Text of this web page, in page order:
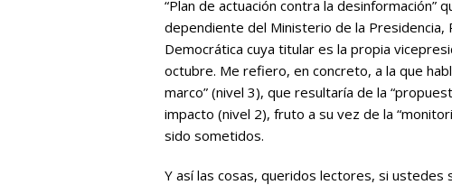
“Plan de actuación contra la desinformación”
dependiente del Ministerio de la Presidencia,
Democrática cuya titular es la propia
octubre. Me refiero, en concreto, a la que
marco” (nivel 3), que resultaría de la
impacto (nivel 2), fruto a su vez de la
sido sometidos.
Y así las cosas, queridos lectores, si